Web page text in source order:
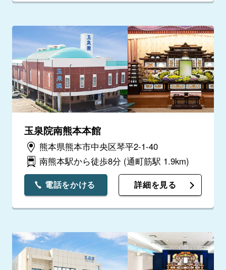
玉泉院南熊本本館
熊本県熊本市中央区琴平2-1-40
南熊本駅から徒歩8分 (通町筋駅 1.9km)
電話をかける 詳細を見る